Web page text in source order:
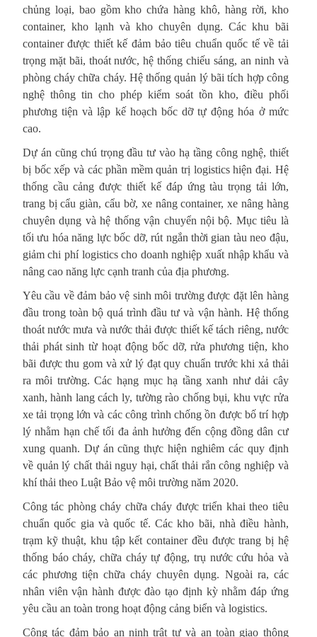
chủng loại, bao gồm kho chứa hàng khô, hàng rời, kho
container, kho lạnh và kho chuyên dụng. Các khu bãi
container được thiết kế đảm bảo tiêu chuẩn quốc tế về tải
trọng mặt bãi, thoát nước, hệ thống chiếu sáng, an ninh và
phòng cháy chữa cháy. Hệ thống quản lý bãi tích hợp công
nghệ thông tin cho phép kiểm soát tồn kho, điều phối
phương tiện và lập kế hoạch bốc dỡ tự động hóa ở mức
cao.
Dự án cũng chú trọng đầu tư vào hạ tầng công nghệ, thiết
bị bốc xếp và các phần mềm quản trị logistics hiện đại. Hệ
thống cầu cảng được thiết kế đáp ứng tàu trọng tải lớn,
trang bị cẩu giàn, cẩu bờ, xe nâng container, xe nâng hàng
chuyên dụng và hệ thống vận chuyển nội bộ. Mục tiêu là
tối ưu hóa năng lực bốc dỡ, rút ngắn thời gian tàu neo đậu,
giảm chi phí logistics cho doanh nghiệp xuất nhập khẩu và
nâng cao năng lực cạnh tranh của địa phương.
Yêu cầu về đảm bảo vệ sinh môi trường được đặt lên hàng
đầu trong toàn bộ quá trình đầu tư và vận hành. Hệ thống
thoát nước mưa và nước thải được thiết kế tách riêng, nước
thải phát sinh từ hoạt động bốc dỡ, rửa phương tiện, kho
bãi được thu gom và xử lý đạt quy chuẩn trước khi xả thải
ra môi trường. Các hạng mục hạ tầng xanh như dải cây
xanh, hành lang cách ly, tường rào chống bụi, khu vực rửa
xe tải trọng lớn và các công trình chống ồn được bố trí hợp
lý nhằm hạn chế tối đa ảnh hưởng đến cộng đồng dân cư
xung quanh. Dự án cũng thực hiện nghiêm các quy định
về quản lý chất thải nguy hại, chất thải rắn công nghiệp và
khí thải theo Luật Bảo vệ môi trường năm 2020.
Công tác phòng cháy chữa cháy được triển khai theo tiêu
chuẩn quốc gia và quốc tế. Các kho bãi, nhà điều hành,
trạm kỹ thuật, khu tập kết container đều được trang bị hệ
thống báo cháy, chữa cháy tự động, trụ nước cứu hỏa và
các phương tiện chữa cháy chuyên dụng. Ngoài ra, các
nhân viên vận hành được đào tạo định kỳ nhằm đáp ứng
yêu cầu an toàn trong hoạt động cảng biển và logistics.
Công tác đảm bảo an ninh trật tự và an toàn giao thông